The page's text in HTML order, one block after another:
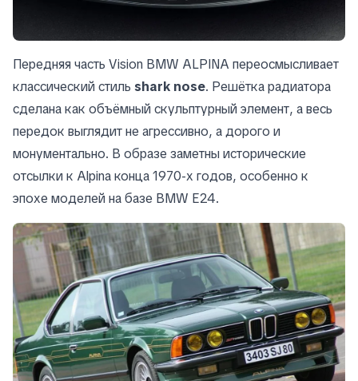
Передняя часть Vision BMW ALPINA переосмысливает
классический стиль shark nose. Решётка радиатора
сделана как объёмный скульптурный элемент, а весь
передок выглядит не агрессивно, а дорого и
монументально. В образе заметны исторические
отсылки к Alpina конца 1970-х годов, особенно к
эпохе моделей на базе BMW E24.